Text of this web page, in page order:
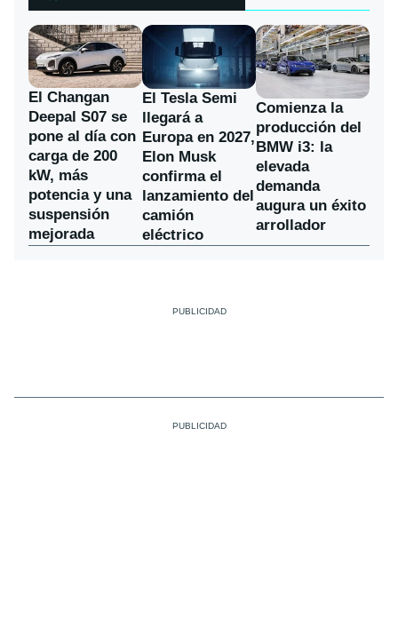
El Changan
Deepal S07 se
pone al día con
carga de 200
kW, más
potencia y una
suspensión
mejorada
El Tesla Semi
llegará a
Europa en 2027,
Elon Musk
confirma el
lanzamiento del
camión
eléctrico
Comienza la
producción del
BMW i3: la
elevada
demanda
augura un éxito
arrollador